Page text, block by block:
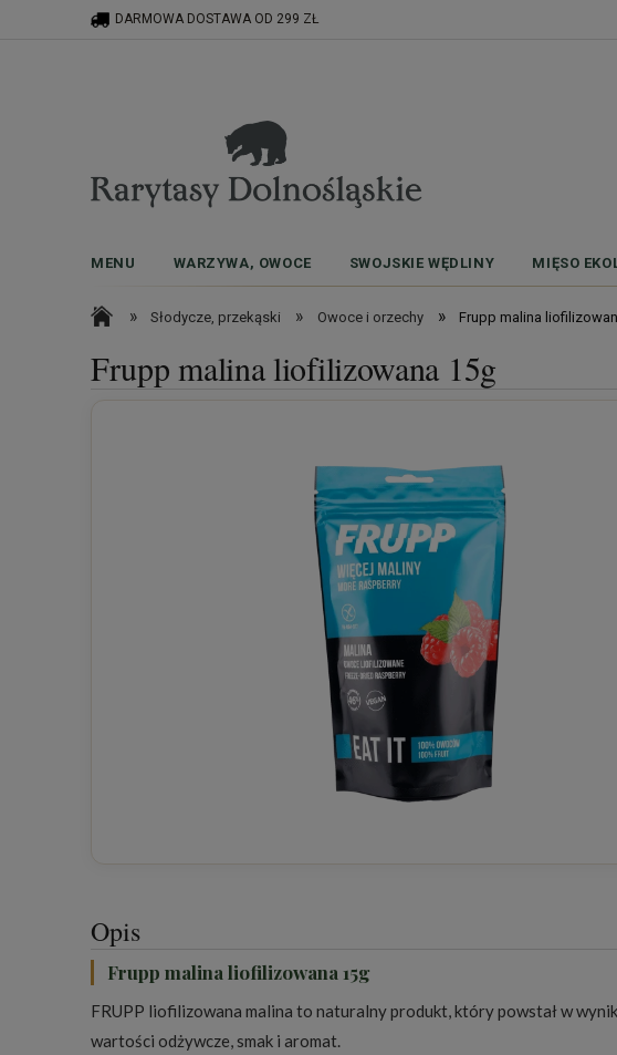
DARMOWA DOSTAWA OD 299 ZŁ
MENU WARZYWA, OWOCE SWOJSKIE WĘDLINY MIĘSO
» Słodycze, przekąski » Owoce i orzechy » Frupp malina
Frupp malina liofilizowana 15g
Opis
Frupp malina liofilizowana 15g
FRUPP liofilizowana malina to naturalny produkt, który powstał w
wartości odżywcze, smak i aromat.